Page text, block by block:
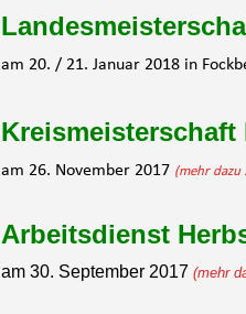
am 20. / 21. Januar 2018 in
Kreismeisterschaft
am 26. November 2017 (mehr dazu
Arbeitsdienst
am 30. September 2017 (mehr